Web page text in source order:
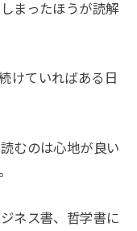
まったほうが読解
けていればある日
むのは心地が良い
ネス書、哲学書に